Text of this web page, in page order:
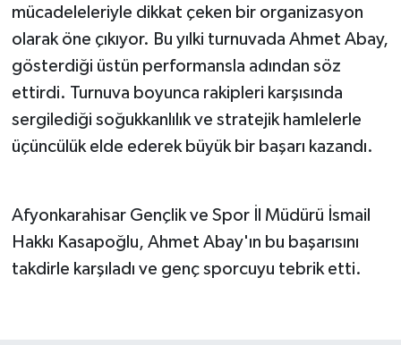
mücadeleleriyle dikkat çeken bir organizasyon
olarak öne çıkıyor. Bu yılki turnuvada Ahmet Abay,
gösterdiği üstün performansla adından söz
ettirdi. Turnuva boyunca rakipleri karşısında
sergilediği soğukkanlılık ve stratejik hamlelerle
üçüncülük elde ederek büyük bir başarı kazandı.
Afyonkarahisar Gençlik ve Spor İl Müdürü İsmail
Hakkı Kasapoğlu, Ahmet Abay'ın bu başarısını
takdirle karşıladı ve genç sporcuyu tebrik etti.